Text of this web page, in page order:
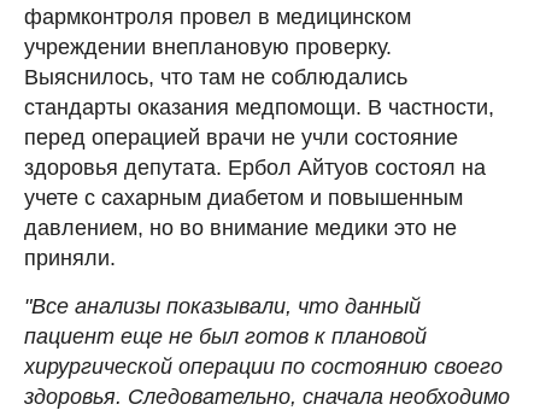
фармконтроля провел в медицинском
учреждении внеплановую проверку.
Выяснилось, что там не соблюдались
стандарты оказания медпомощи. В частности,
перед операцией врачи не учли состояние
здоровья депутата. Ербол Айтуов состоял на
учете с сахарным диабетом и повышенным
давлением, но во внимание медики это не
приняли.
"Все анализы показывали, что данный
пациент еще не был готов к плановой
хирургической операции по состоянию своего
здоровья. Следовательно, сначала необходимо